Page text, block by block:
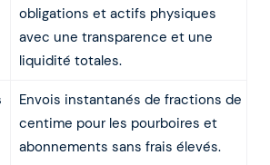
obligations et actifs physiques
avec une transparence et une
liquidité totales.
Envois instantanés de fractions de
centime pour les pourboires et
abonnements sans frais élevés.